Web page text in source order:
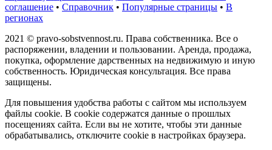
соглашение • Справочник • Популярные страницы • В
регионах
2021 © pravo-sobstvennost.ru. Права собственника. Все о
распоряжении, владении и пользовании. Аренда, продажа,
покупка, оформление дарственных на недвижимую и иную
собственность. Юридическая консультация. Все права
защищены.
Для повышения удобства работы с сайтом мы используем
файлы cookie. В cookie содержатся данные о прошлых
посещениях сайта. Если вы не хотите, чтобы эти данные
обрабатывались, отключите cookie в настройках браузера.